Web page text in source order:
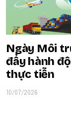
Ngày Môi
đẩy hành
thực tiễn
10/07/2026